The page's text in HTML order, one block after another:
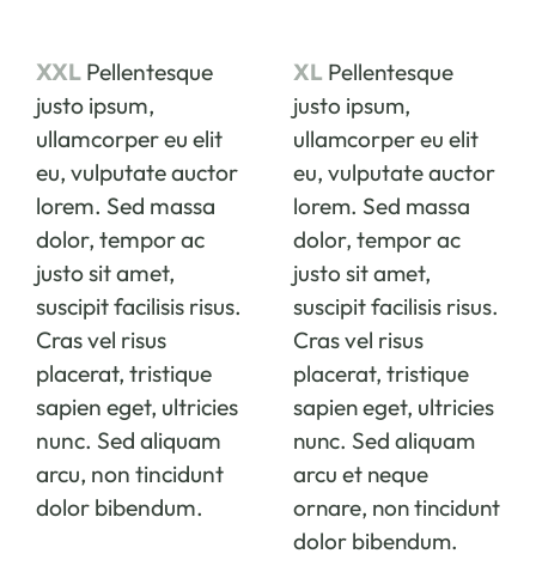
XXL Pellentesque
justo ipsum,
ullamcorper eu elit
eu, vulputate auctor
lorem. Sed massa
dolor, tempor ac
justo sit amet,
suscipit facilisis risus.
Cras vel risus
placerat, tristique
sapien eget, ultricies
nunc. Sed aliquam
arcu, non tincidunt
dolor bibendum.
XL Pellentesque
justo ipsum,
ullamcorper eu elit
eu, vulputate auctor
lorem. Sed massa
dolor, tempor ac
justo sit amet,
suscipit facilisis risus.
Cras vel risus
placerat, tristique
sapien eget, ultricies
nunc. Sed aliquam
arcu et neque
ornare, non tincidunt
dolor bibendum.